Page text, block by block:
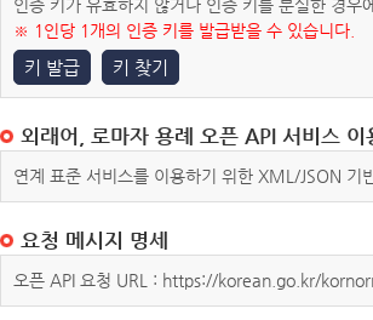
인증 키가 유효하지 않거나 인증 키를 분실한 경우
※ 1인당 1개의 인증 키를 발급받을 수 있습니다.
키 발급 키 찾기
외래어, 로마자 용례 오픈 API 서비스 이
연계 표준 서비스를 이용하기 위한 XML/JSON 기
요청 메시지 명세
오픈 API 요청 URL : https://korean.go.kr/